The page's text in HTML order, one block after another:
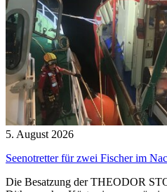
5. August 2026
Seenotretter für zwei Fischer im
Die Besatzung der THEODOR